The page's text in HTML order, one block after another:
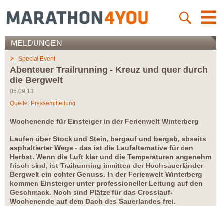
MELDUNGEN
Special Event
Abenteuer Trailrunning - Kreuz und quer durch
die Bergwelt
05.09.13
Quelle: Pressemitteilung
Wochenende für Einsteiger in der Ferienwelt Winterberg
Laufen über Stock und Stein, bergauf und bergab, abseits
asphaltierter Wege - das ist die Laufalternative für den
Herbst. Wenn die Luft klar und die Temperaturen angenehm
frisch sind, ist Trailrunning inmitten der Hochsauerländer
Bergwelt ein echter Genuss. In der Ferienwelt Winterberg
kommen Einsteiger unter professioneller Leitung auf den
Geschmack. Noch sind Plätze für das Crosslauf-
Wochenende auf dem Dach des Sauerlandes frei.